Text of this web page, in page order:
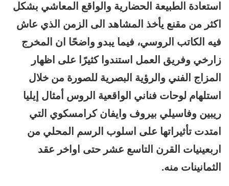
استعادة الطبيعة الحضارية والواقع المعاشي بشكل
اكثر من مقنع يأخذ المشاهد الى الزمن الذي عاش
فيه الكاتب الروسي، فيما يبدو واضحًا ان المخرج
زارخي وفريق العمل استندوا كثيرًا على اظهار
المزاج الفني والرؤية البصرية للصورة من خلال
استلهام لوحات فناني الواقعية الروس أمثال إيليا
ريبين وفاسيلي بيروف وايفان كرامسكوي التي
امتدت تأثيراتها على اسلوب الرسم المحلي من
اربعينيات القرن التاسع عشر حتى اواخر عقد
الثمانينات منه.